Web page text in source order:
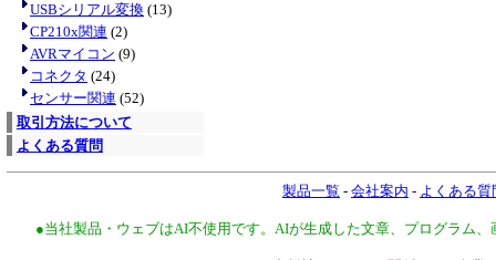
USBシリアル変換 (13)
CP210x関連 (2)
AVRマイコン (9)
コネクタ (24)
センサー関連 (52)
取引方法について
よくある質問
製品一覧 - 会社案内 - よくある質
●当社製品・ウェブはAI不使用です。AIが生成した文章、プログラム